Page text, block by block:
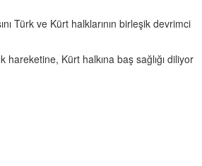
Türk ve Kürt halklarının birleşik devrimci
Kürt halkına baş sağlığı diliyor